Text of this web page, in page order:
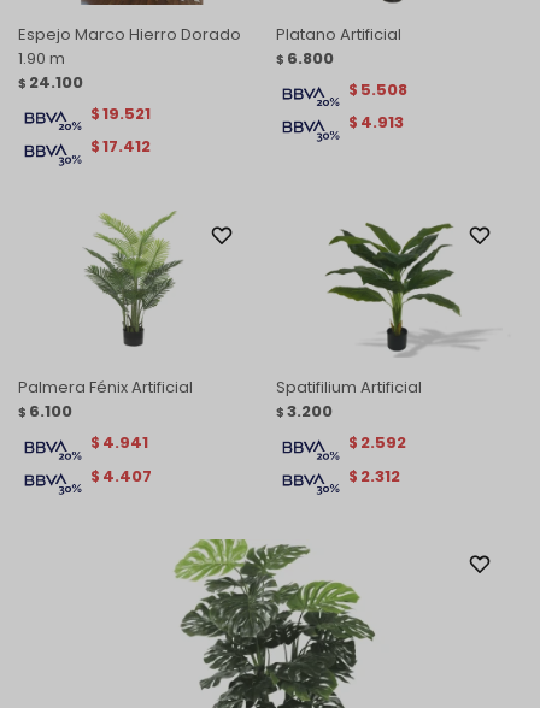
Espejo Marco Hierro Dorado
1.90 m
$ 24.100
$17.412
$19.521
Platano Artificial
$ 6.800
$ 4.913
$ 5.508
Palmera Fénix Artificial
$ 6.100
$ 4.407
$ 4.941
Spatifilium Artificial
$ 3.200
$ 2.312
$ 2.592